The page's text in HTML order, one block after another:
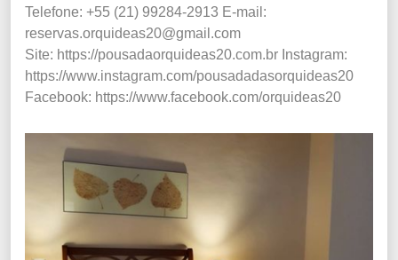
Telefone: +55 (21) 99284-2913 E-mail:
reservas.orquideas20@gmail.com
Site: https://pousadaorquideas20.com.br Instagram:
https://www.instagram.com/pousadadasorquideas20
Facebook: https://www.facebook.com/orquideas20